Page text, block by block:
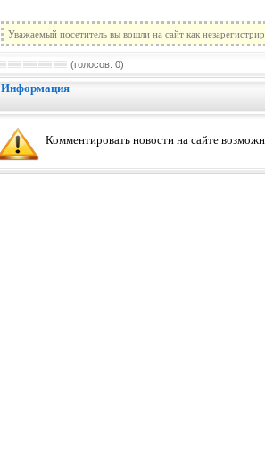
Уважаемый посетитель вы вошли на сайт как
(голосов: 0)
Информация
Комментировать новости на сайте